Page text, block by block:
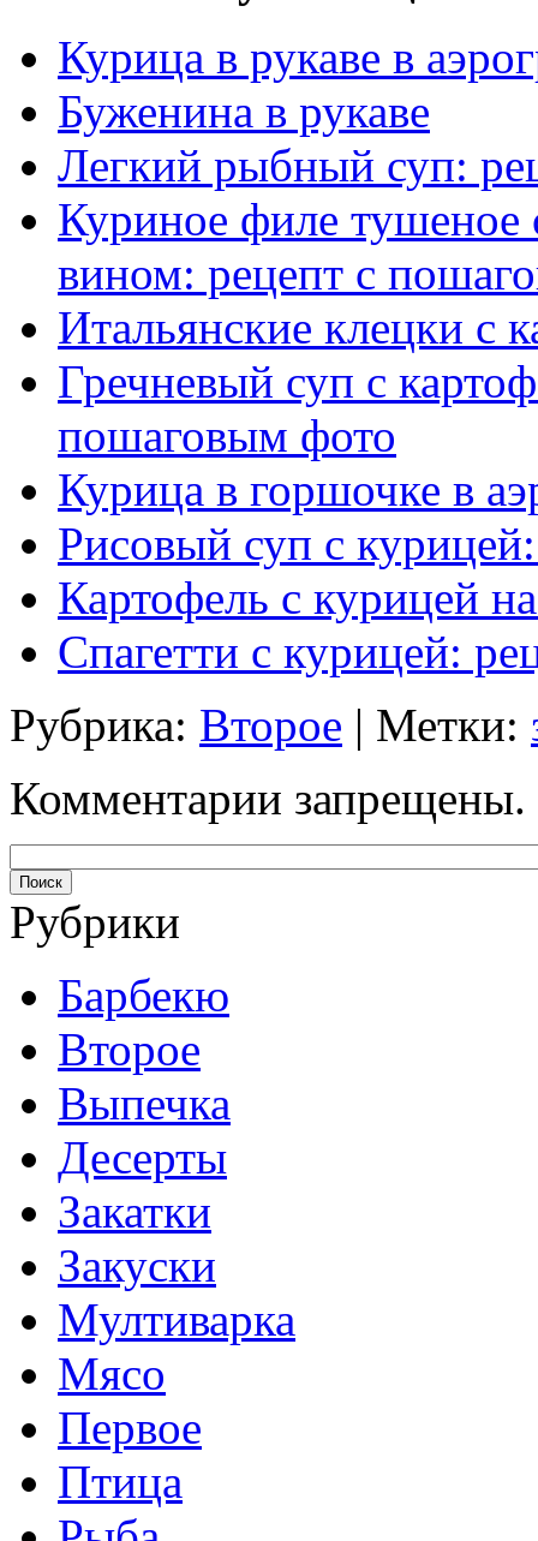
Курица в рукаве в
Буженина в рукаве
Легкий рыбный суп:
Куриное филе тушеное
вином: рецепт с
Итальянские клецки с
Гречневый суп с
пошаговым фото
Курица в горшочке в
Рисовый суп с
Картофель с курицей
Спагетти с курицей:
Рубрика: Второе | Метки:
Комментарии запрещены.
Рубрики
Барбекю
Второе
Выпечка
Десерты
Закатки
Закуски
Мултиварка
Мясо
Первое
Птица